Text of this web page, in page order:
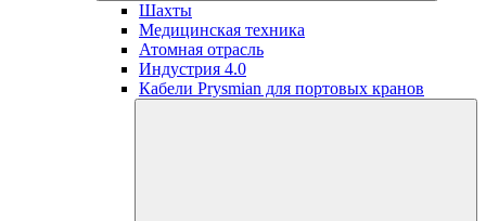
Шахты
Медицинская техника
Атомная отрасль
Индустрия 4.0
Кабели Prysmian для портовых кранов